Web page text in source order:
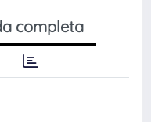
completa